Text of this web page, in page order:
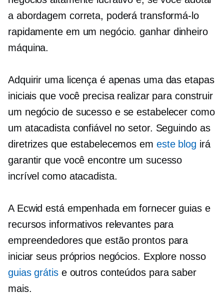
a abordagem correta, poderá transformá-lo
rapidamente em um negócio.ganhar dinheiro
máquina.
Adquirir uma licença é apenas uma das etapas
iniciais que você precisa realizar para construir
um negócio de sucesso e se estabelecer como
um atacadista confiável no setor. Seguindo as
diretrizes que estabelecemos em este blog irá
garantir que você encontre um sucesso
incrível como atacadista.
A Ecwid está empenhada em fornecer guias e
recursos informativos relevantes para
empreendedores que estão prontos para
iniciar seus próprios negócios. Explore nosso
guias grátise outros conteúdos para saber
mais.